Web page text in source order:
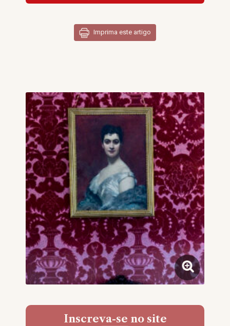
Imprima este artigo
Inscreva-se no site